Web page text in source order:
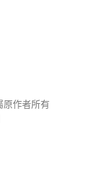
原作者所有